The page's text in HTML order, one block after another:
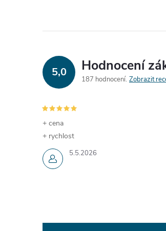
5,0 Hodnocení
187 hodnocení Zobrazit
5.5.2026
+ cena
+ rychlost